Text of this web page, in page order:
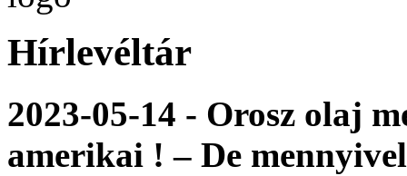
Hírlevéltár
2023-05-14 - Orosz olaj
amerikai ! – De